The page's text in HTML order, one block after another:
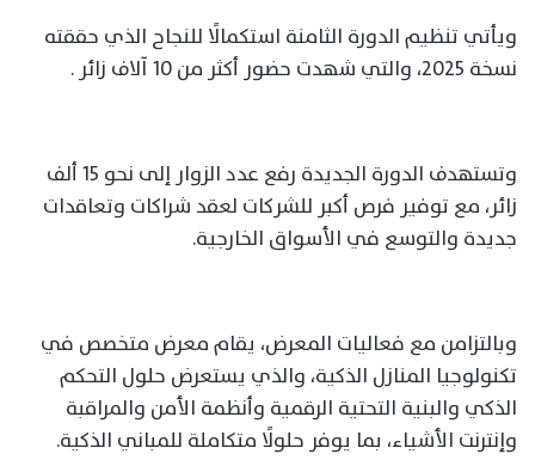
ويأتي تنظيم الدورة الثامنة استكمالًا للنجاح الذي حققته
نسخة 2025، والتي شهدت حضور أكثر من 10 آلاف زائر .
وتستهدف الدورة الجديدة رفع عدد الزوار إلى نحو 15 ألف
زائر، مع توفير فرص أكبر للشركات لعقد شراكات وتعاقدات
جديدة والتوسع في الأسواق الخارجية.
وبالتزامن مع فعاليات المعرض، يقام معرض متخصص في
تكنولوجيا المنازل الذكية، والذي يستعرض حلول التحكم
الذكي والبنية التحتية الرقمية وأنظمة الأمن والمراقبة
وإنترنت الأشياء، بما يوفر حلولًا متكاملة للمباني الذكية.